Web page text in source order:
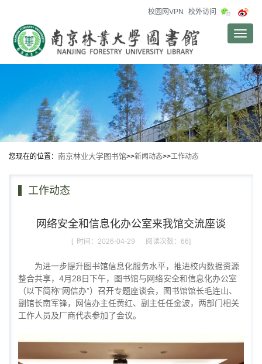
校园网VPN 校外访问
Toggle
您现在的位置： 南京林业大学图书馆>>新闻动态>>工作动态
工作动态
网络安全和信息化办公室来我馆交流座谈
[ 时间：2026-04-29 阅读次数： 66]
为进一步提升图书馆信息化服务水平，推进校内数据资源
整合共享，4月28日下午，图书馆与网络安全和信息化办公室
（以下简称“网信办”）召开专题座谈会，图书馆馆长毛连山、
副馆长南军锋，网信办主任黄红、副主任任金波，两部门相关
工作人员及厂商代表参加了会议。